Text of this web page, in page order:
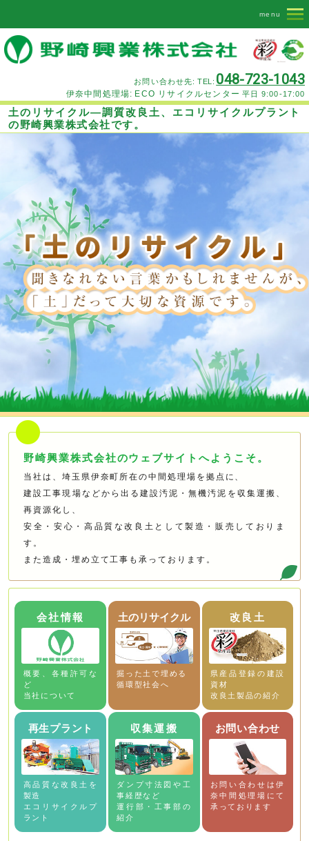
menu
お問い合わせ先: TEL: 048-723-1043
伊奈中間処理場: ECO リサイクルセンター 平日 9:00-17:00
土のリサイクル―調質改良土、エコリサイクルプラント
の野崎興業株式会社です。
野崎興業株式会社のウェブサイトへようこそ。
当社は、埼玉県伊奈町所在の中間処理場を拠点に、
建設工事現場などから出る建設汚泥・無機汚泥を収集運搬、
再資源化し、
安全・安心・高品質な改良土として製造・販売しておりま
す。
また造成・埋め立て工事も承っております。
会社情報
概要、各種許可な
ど
当社について
土のリサイクル
掘った土で埋める
循環型社会へ
改良土
県産品登録の建設
資材
改良土製品の紹介
再生プラント
高品質な改良土を
製造
エコリサイクルプ
ラント
収集運搬
ダンプ寸法図や工
事経歴など
運行部・工事部の
紹介
お問い合わせ
お問い合わせは伊
奈中間処理場にて
承っております